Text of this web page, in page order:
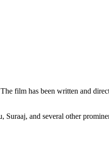
film has been written and
and several other